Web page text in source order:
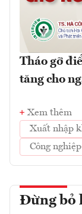
Tháo gỡ
tăng cho
Xem thêm
Xuất nhập
Công nghiệp
Đừng bỏ